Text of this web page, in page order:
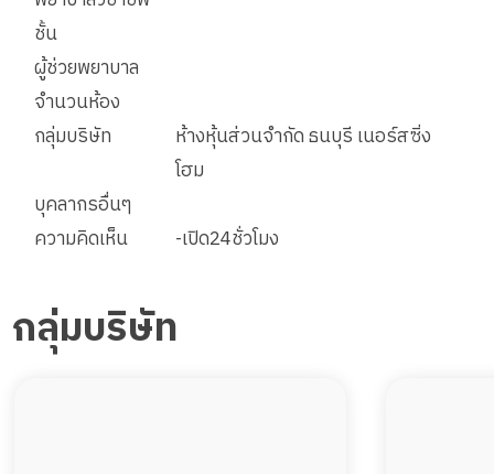
ชั้น
ผู้ช่วยพยาบาล
จำนวนห้อง
กลุ่มบริษัท
ห้างหุ้นส่วนจำกัด ธนบุรี เนอร์สซิ่ง
โฮม
บุคลากรอื่นๆ
ความคิดเห็น
-เปิด24ชั่วโมง
กลุ่มบริษัท